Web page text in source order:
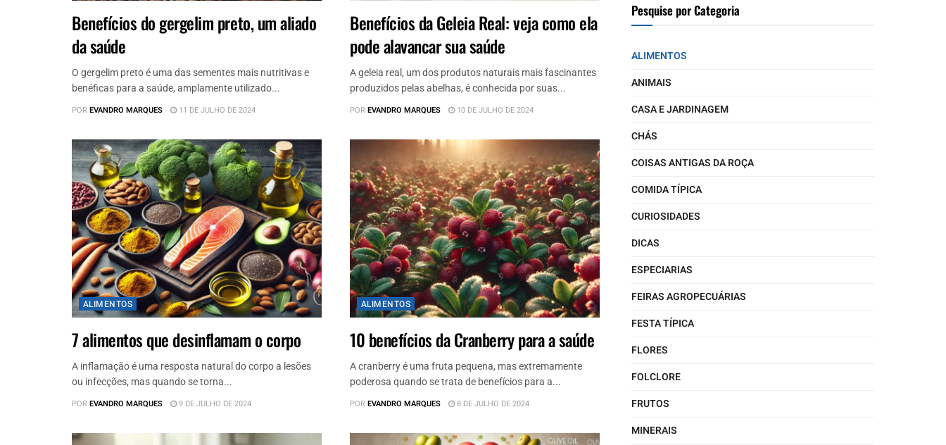
Benefícios do gergelim preto, um aliado
da saúde
O gergelim preto é uma das sementes mais nutritivas e
benéficas para a saúde, amplamente utilizado...
POREVANDRO MARQUES 11 DE JULHO DE 2024
Benefícios da Geleia Real: veja como ela
pode alavancar sua saúde
A geleia real, um dos produtos naturais mais fascinantes
produzidos pelas abelhas, é conhecida por suas...
POREVANDRO MARQUES 10 DE JULHO DE 2024
ALIMENTOS
7 alimentos que desinflamam o corpo
A inflamação é uma resposta natural do corpo a lesões
ou infecções, mas quando se torna...
POREVANDRO MARQUES 9 DE JULHO DE 2024
ALIMENTOS
10 benefícios da Cranberry para a saúde
A cranberry é uma fruta pequena, mas extremamente
poderosa quando se trata de benefícios para a...
POREVANDRO MARQUES 8 DE JULHO DE 2024
Pesquise por Categoria
ALIMENTOS
ANIMAIS
CASA E JARDINAGEM
CHÁS
COISAS ANTIGAS DA ROÇA
COMIDA TÍPICA
CURIOSIDADES
DICAS
ESPECIARIAS
FEIRAS AGROPECUÁRIAS
FESTA TÍPICA
FLORES
FOLCLORE
FRUTOS
MINERAIS